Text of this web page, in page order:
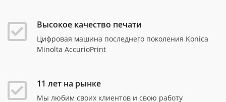
Высокое качество печати
Цифровая машина последнего поколения Konica
Minolta AccurioPrint
11 лет на рынке
Мы любим своих клиентов и свою работу